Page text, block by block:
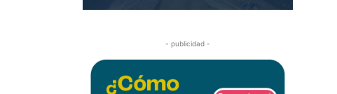
- publicidad -